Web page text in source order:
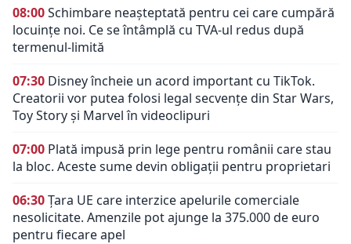
08:00Schimbare neașteptată pentru cei care cumpără
locuințe noi. Ce se întâmplă cu TVA-ul redus după
termenul-limită
07:30 Disney încheie un acord important cu TikTok.
Creatorii vor putea folosi legal secvențe din Star Wars,
Toy Story și Marvel în videoclipuri
07:00 Plată impusă prin lege pentru românii care stau
la bloc. Aceste sume devin obligații pentru proprietari
06:30Țara UE care interzice apelurile comerciale
nesolicitate. Amenzile pot ajunge la 375.000 de euro
pentru fiecare apel